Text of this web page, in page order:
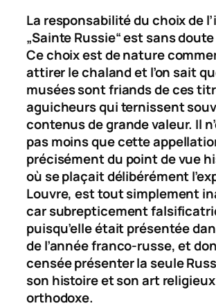
La responsabilité du choix de
„Sainte Russie“ est sans
Ce choix est de nature
attirer le chaland et l’on sait
musées sont friands de ces
aguicheurs qui ternissent
contenus de grande valeur. Il
pas moins que cette
précisément du point de vue
où se plaçait délibérément
Louvre, est tout simplement
car subrepticement
puisqu’elle était présentée
de l’année franco-russe, et
censée présenter la seule
son histoire et son art religieux
orthodoxe.